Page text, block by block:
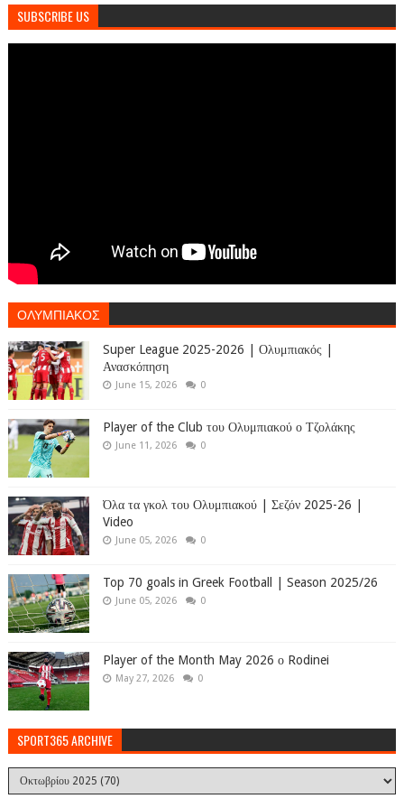
SUBSCRIBE US
ΟΛΥΜΠΙΑΚΟΣ
Super League 2025-2026 | Ολυμπιακός |
Ανασκόπηση
June 15, 2026 0
Player of the Club του Ολυμπιακού ο Τζολάκης
June 11, 2026 0
Όλα τα γκολ του Ολυμπιακού | Σεζόν 2025-26 |
Video
June 05, 2026 0
Top 70 goals in Greek Football | Season 2025/26
June 05, 2026 0
Player of the Month May 2026 ο Rodinei
May 27, 2026 0
SPORT365 ARCHIVE